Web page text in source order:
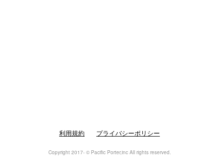
利用規約 プライバシーポリシー
Copyright 2017- © Pacific Porter,inc All rights reserved.